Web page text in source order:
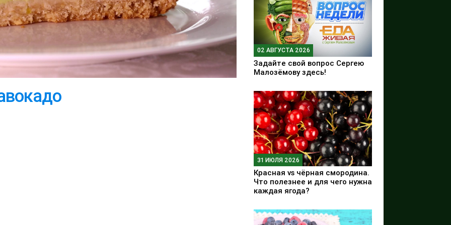
02 АВГУСТА 2026
Задайте свой вопрос Сергею
Малозёмову здесь!
31 ИЮЛЯ 2026
Красная vs чёрная смородина.
Что полезнее и для чего нужна
каждая ягода?